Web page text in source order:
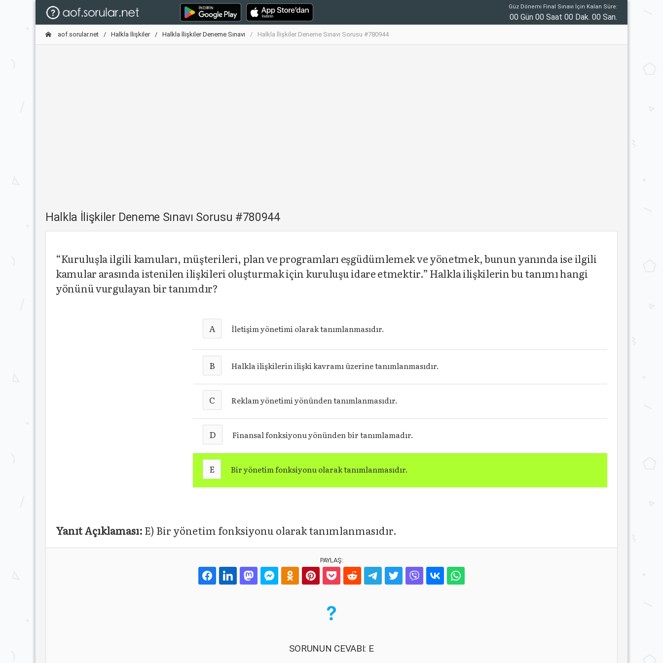
Güz Dönemi Final Sınavı İçin Kalan Süre:
00 Gün 00 Saat 00 Dak. 00 San.
aof.sorular.net Halkla İlişkiler Halkla İlişkiler Deneme Sınavı Halkla İlişkiler Deneme Sınavı Sorusu #780944
Halkla İlişkiler Deneme Sınavı Sorusu #780944
“Kuruluşla ilgili kamuları, müşterileri, plan ve programları eşgüdümlemek ve yönetmek, bunun yanında ise ilgili
kamular arasında istenilen ilişkileri oluşturmak için kuruluşu idare etmektir.” Halkla ilişkilerin bu tanımı hangi
yönünü vurgulayan bir tanımdır?
A İletişim yönetimi olarak tanımlanmasıdır.
B Halkla ilişkilerin ilişki kavramı üzerine tanımlanmasıdır.
C Reklam yönetimi yönünden tanımlanmasıdır.
D Finansal fonksiyonu yönünden bir tanımlamadır.
E Bir yönetim fonksiyonu olarak tanımlanmasıdır.
Yanıt Açıklaması: E) Bir yönetim fonksiyonu olarak tanımlanmasıdır.
PAYLAŞ:
SORUNUN CEVABI: E